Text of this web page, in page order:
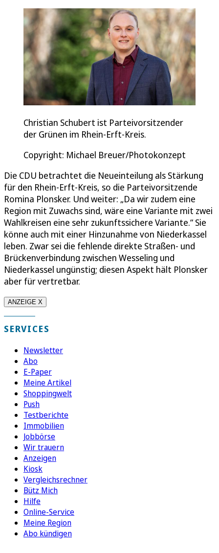
Christian Schubert ist Parteivorsitzender
der Grünen im Rhein-Erft-Kreis.
Copyright: Michael Breuer/Photokonzept
Die CDU betrachtet die Neueinteilung als Stärkung
für den Rhein-Erft-Kreis, so die Parteivorsitzende
Romina Plonsker. Und weiter: „Da wir zudem eine
Region mit Zuwachs sind, wäre eine Variante mit zwei
Wahlkreisen eine sehr zukunftssichere Variante.“ Sie
könne auch mit einer Hinzunahme von Niederkassel
leben. Zwar sei die fehlende direkte Straßen- und
Brückenverbindung zwischen Wesseling und
Niederkassel ungünstig; diesen Aspekt hält Plonsker
aber für vertretbar.
ANZEIGE X
SERVICES
Newsletter
Abo
E-Paper
Meine Artikel
Shoppingwelt
Push
Testberichte
Immobilien
Jobbörse
Wir trauern
Anzeigen
Kiosk
Vergleichsrechner
Bütz Mich
Hilfe
Online-Service
Meine Region
Abo kündigen